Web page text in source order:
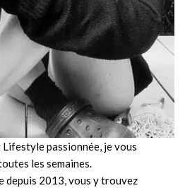
passionnée, je vous
les semaines.
depuis 2013, vous y trouvez